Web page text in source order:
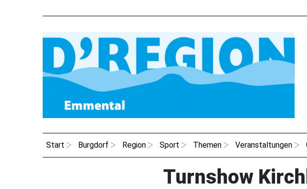
Start Burgdorf Region Sport Themen Veranstaltungen
Turnshow